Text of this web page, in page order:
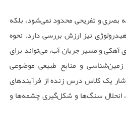
بصری و تفریحی محدود نمی‌شود، بلکه
نیز ارزش بررسی دارد. نحوه
و مسیر جریان آب، می‌تواند برای
زمین‌شناسی و منابع طبیعی موضوعی
یک کلاس درس زنده از فرآیندهای
سنگ‌ها و شکل‌گیری چشمه‌ها و